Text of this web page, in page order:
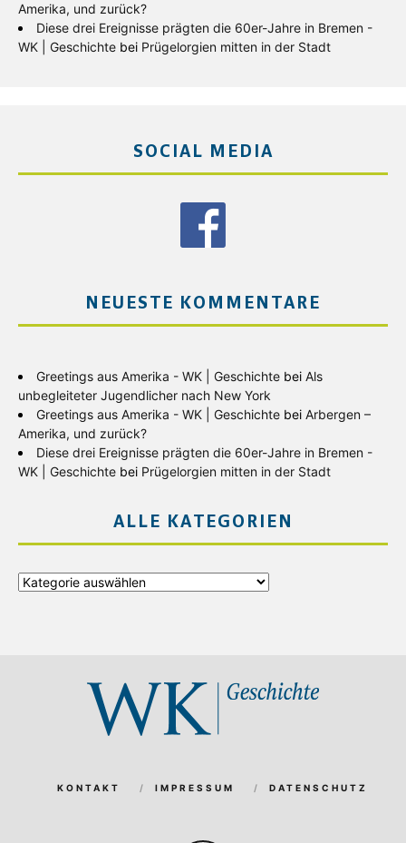
Amerika, und zurück?
Diese drei Ereignisse prägten die 60er-Jahre in Bremen -
WK | Geschichte bei Prügelorgien mitten in der Stadt
SOCIAL MEDIA
NEUESTE KOMMENTARE
Greetings aus Amerika - WK | Geschichte bei Als
unbegleiteter Jugendlicher nach New York
Greetings aus Amerika - WK | Geschichte bei Arbergen –
Amerika, und zurück?
Diese drei Ereignisse prägten die 60er-Jahre in Bremen -
WK | Geschichte bei Prügelorgien mitten in der Stadt
ALLE KATEGORIEN
Alle
KONTAKT IMPRESSUM DATENSCHUTZ